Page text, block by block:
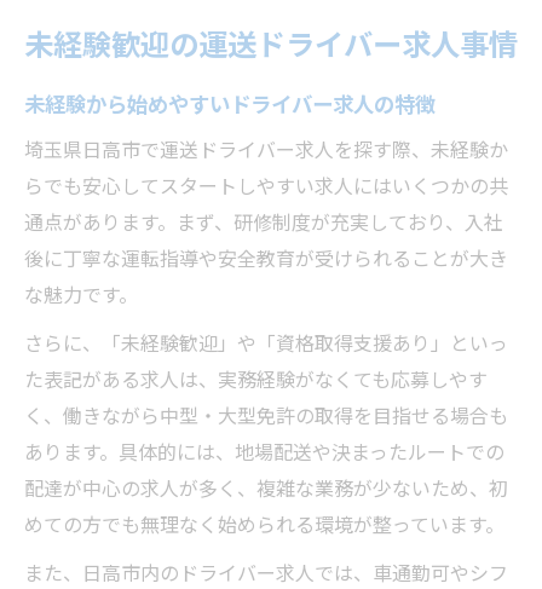
未経験歓迎の運送ドライバー求人事情
未経験から始めやすいドライバー求人の特徴
埼玉県日高市で運送ドライバー求人を探す際、未経験か
らでも安心してスタートしやすい求人にはいくつかの共
通点があります。まず、研修制度が充実しており、入社
後に丁寧な運転指導や安全教育が受けられることが大き
な魅力です。
さらに、「未経験歓迎」や「資格取得支援あり」といっ
た表記がある求人は、実務経験がなくても応募しやす
く、働きながら中型・大型免許の取得を目指せる場合も
あります。具体的には、地場配送や決まったルートでの
配達が中心の求人が多く、複雑な業務が少ないため、初
めての方でも無理なく始められる環境が整っています。
また、日高市内のドライバー求人では、車通勤可やシフ